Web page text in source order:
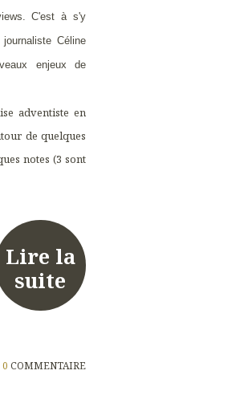
C'est à s'y
Céline
enjeux de
adventiste en
de quelques
notes (3 sont
Lire la
suite
0 COMMENTAIRE